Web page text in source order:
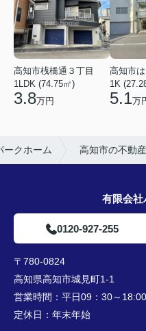
高知市桟橋通３丁目
1LDK (74.75㎡)
3.8万円
1K
5.1万
ークホーム 高知市の不動
有限会社
0120-927-255
〒780-0824
高知県高知市城見町1-1
営業時間： 平日09：30～
定休日： 年末年始